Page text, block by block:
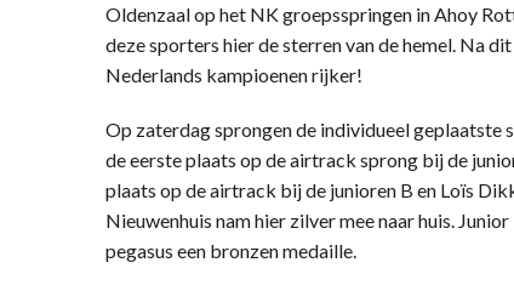
Oldenzaal op het NK groepsspringen in Ahoy
deze sporters hier de sterren van de hemel. Na
Nederlands kampioenen rijker!
Op zaterdag sprongen de individueel geplaatste
de eerste plaats op de airtrack sprong bij de
plaats op de airtrack bij de junioren B en Loïs
Nieuwenhuis nam hier zilver mee naar huis.
pegasus een bronzen medaille.